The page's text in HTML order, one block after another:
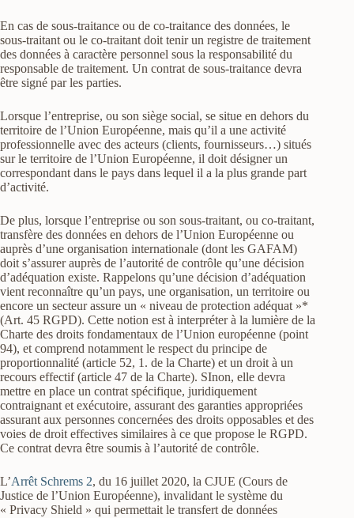
En cas de sous-traitance ou de co-traitance des données, le
sous-traitant ou le co-traitant doit tenir un registre de traitement
des données à caractère personnel sous la responsabilité du
responsable de traitement. Un contrat de sous-traitance devra
être signé par les parties.
Lorsque l’entreprise, ou son siège social, se situe en dehors du
territoire de l’Union Européenne, mais qu’il a une activité
professionnelle avec des acteurs (clients, fournisseurs…) situés
sur le territoire de l’Union Européenne, il doit désigner un
correspondant dans le pays dans lequel il a la plus grande part
d’activité.
De plus, lorsque l’entreprise ou son sous-traitant, ou co-traitant,
transfère des données en dehors de l’Union Européenne ou
auprès d’une organisation internationale (dont les GAFAM)
doit s’assurer auprès de l’autorité de contrôle qu’une décision
d’adéquation existe. Rappelons qu’une décision d’adéquation
vient reconnaître qu’un pays, une organisation, un territoire ou
encore un secteur assure un « niveau de protection adéquat »*
(Art. 45 RGPD). Cette notion est à interpréter à la lumière de la
Charte des droits fondamentaux de l’Union européenne (point
94), et comprend notamment le respect du principe de
proportionnalité (article 52, 1. de la Charte) et un droit à un
recours effectif (article 47 de la Charte). SInon, elle devra
mettre en place un contrat spécifique, juridiquement
contraignant et exécutoire, assurant des garanties appropriées
assurant aux personnes concernées des droits opposables et des
voies de droit effectives similaires à ce que propose le RGPD.
Ce contrat devra être soumis à l’autorité de contrôle.
L’Arrêt Schrems 2, du 16 juillet 2020, la CJUE (Cours de
Justice de l’Union Européenne), invalidant le système du
« Privacy Shield » qui permettait le transfert de données